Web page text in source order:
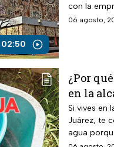
02:50
con la
Life,
06 agosto,
¿Por
en la
Juárez?
hasta el
Si vives en
Juárez, te
agua
suspensión